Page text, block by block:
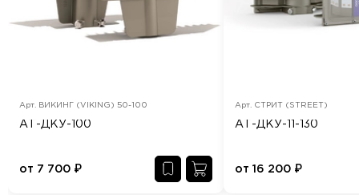
Арт. ВИКИНГ (VIKING) 50-100
АТ-ДКУ-100
от 7 700 ₽
Арт. СТРИТ (STREET)
АТ-ДКУ-11-130
от 16 200 ₽